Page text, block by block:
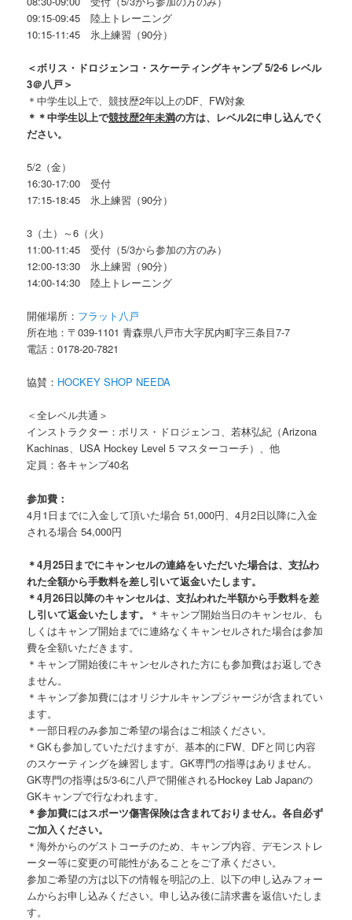
09:15-09:45 陸上トレーニング
10:15-11:45 氷上練習（90分）
＜ボリス・ドロジェンコ・スケーティングキャンプ 5/2-6 レベル
3＠八戸＞
＊中学生以上で、競技歴2年以上のDF、FW対象
＊＊中学生以上で競技歴2年未満の方は、レベル2に申し込んでく
ださい。
5/2（金）
16:30-17:00 受付
17:15-18:45 氷上練習（90分）
3（土）～6（火）
11:00-11:45 受付（5/3から参加の方のみ）
12:00-13:30 氷上練習（90分）
14:00-14:30 陸上トレーニング
開催場所： フラット八戸
所在地：〒039-1101 青森県八戸市大字尻内町字三条目7-7
電話：0178-20-7821
協賛： HOCKEY SHOP NEEDA
＜全レベル共通＞
インストラクター：ボリス・ドロジェンコ、若林弘紀（Arizona
Kachinas、USA Hockey Level 5 マスターコーチ）、他
定員：各キャンプ40名
参加費：
4月1日までに入金して頂いた場合 51,000円、4月2日以降に入金
される場合 54,000円
＊4月25日までにキャンセルの連絡をいただいた場合は、支払わ
れた全額から手数料を差し引いて返金いたします。
＊4月26日以降のキャンセルは、支払われた半額から手数料を差
し引いて返金いたします。
＊キャンプ開始当日のキャンセル、も
しくはキャンプ開始までに連絡なくキャンセルされた場合は参加
費を全額いただきます。
＊キャンプ開始後にキャンセルされた方にも参加費はお返しでき
ません。
＊キャンプ参加費にはオリジナルキャンプジャージが含まれてい
ます。
＊一部日程のみ参加ご希望の場合はご相談ください。
＊GKも参加していただけますが、基本的にFW、DFと同じ内容
のスケーティングを練習します。GK専門の指導はありません。
GK専門の指導は5/3-6に八戸で開催されるHockey Lab Japanの
GKキャンプで行なわれます。
＊参加費にはスポーツ傷害保険は含まれておりません。各自必ず
ご加入ください。
＊海外からのゲストコーチのため、キャンプ内容、デモンストレ
ーター等に変更の可能性があることをご了承ください。
参加ご希望の方は以下の情報を明記の上、以下の申し込みフォー
ムからお申し込みください。申し込み後に請求書を返信いたしま
す。